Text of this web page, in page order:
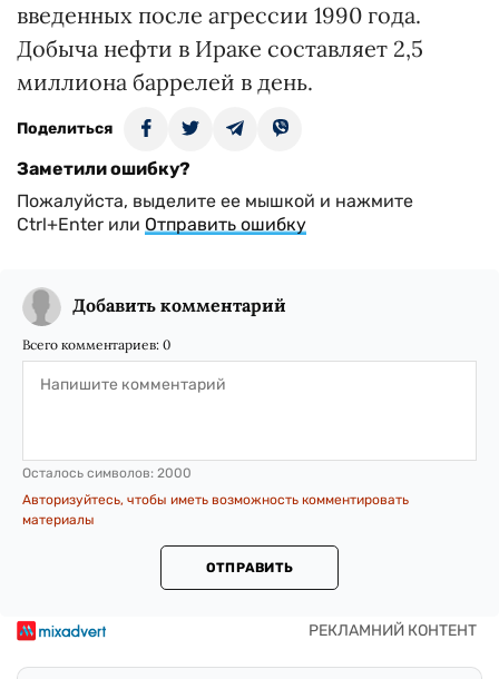
введенных после агрессии 1990 года.
Добыча нефти в Ираке составляет 2,5
миллиона баррелей в день.
Поделиться
Заметили ошибку?
Пожалуйста, выделите ее мышкой и нажмите
Ctrl+Enter или Отправить ошибку
Добавить комментарий
Всего комментариев: 0
Осталось символов: 2000
Авторизуйтесь, чтобы иметь возможность комментировать
материалы
ОТПРАВИТЬ